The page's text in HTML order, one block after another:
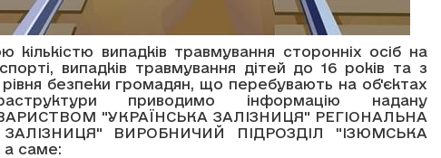
кількістю випадків травмування сторонніх осіб на
випадків травмування дітей до 16 років та з
безпеки громадян, що перебувають на об'єктах
приводимо інформацію надану
"УКРАЇНСЬКА ЗАЛІЗНИЦЯ" РЕГІОНАЛЬНА
ЗАЛІЗНИЦЯ" ВИРОБНИЧИЙ ПІДРОЗДІЛ "ІЗЮМСЬКА
саме: